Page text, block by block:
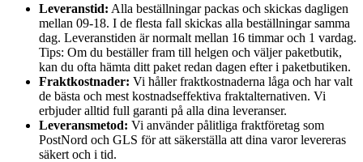
Leveranstid: Alla beställningar packas och skickas dagligen
mellan 09-18. I de flesta fall skickas alla beställningar samma
dag. Leveranstiden är normalt mellan 16 timmar och 1 vardag.
Tips: Om du beställer fram till helgen och väljer paketbutik,
kan du ofta hämta ditt paket redan dagen efter i paketbutiken.
Fraktkostnader: Vi håller fraktkostnaderna låga och har valt
de bästa och mest kostnadseffektiva fraktalternativen. Vi
erbjuder alltid full garanti på alla dina leveranser.
Leveransmetod: Vi använder pålitliga fraktföretag som
PostNord och GLS för att säkerställa att dina varor levereras
säkert och i tid.